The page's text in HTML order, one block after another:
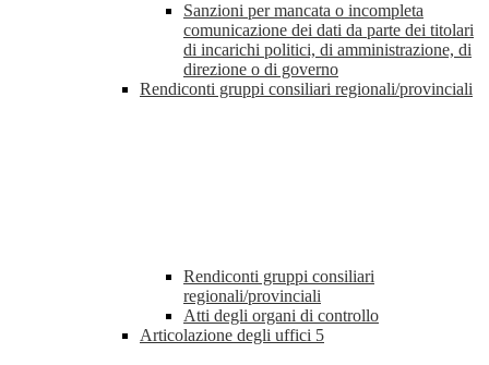
Sanzioni per mancata o incompleta
comunicazione dei dati da parte dei titolari
di incarichi politici, di amministrazione, di
direzione o di governo
Rendiconti gruppi consiliari regionali/provinciali
Rendiconti gruppi consiliari
regionali/provinciali
Atti degli organi di controllo
Articolazione degli uffici 5